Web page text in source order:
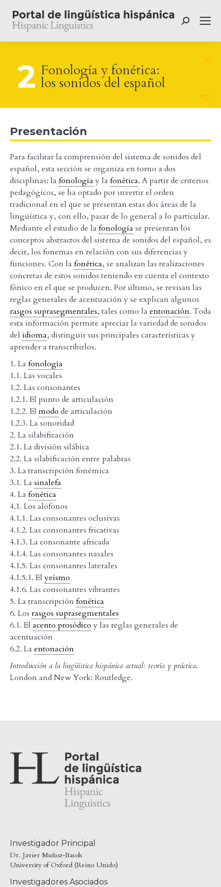
Buscar:
2 Fonología y fonética:
los sonidos del español
Presentación
Para facilitar la comprensión del sistema de sonidos del
español, esta sección se organiza en torno a dos
disciplinas: la fonología y la fonética. A partir de criterios
pedagógicos, se ha optado por invertir el orden
tradicional en el que se presentan estas dos áreas de la
lingüística y, con ello, pasar de lo general a lo particular.
Mediante el estudio de la fonología se presentan los
conceptos abstractos del sistema de sonidos del español, es
decir, los fonemas en relación con sus diferencias y
funciones. Con la fonética, se analizan las realizaciones
concretas de estos sonidos teniendo en cuenta el contexto
fónico en el que se producen. Por último, se revisan las
reglas generales de acentuación y se explican algunos
rasgos suprasegmentales, tales como la entonación. Toda
esta información permite apreciar la variedad de sonidos
del idioma, distinguir sus principales características y
aprender a transcribirlos.
1. La fonología
1.1. Las vocales
1.2. Las consonantes
1.2.1. El punto de articulación
1.2.2. El modo de articulación
1.2.3. La sonoridad
2. La silabificación
2.1. La división silábica
2.2. La silabificación entre palabras
3. La transcripción fonémica
3.1. La sinalefa
4. La fonética
4.1. Los alófonos
4.1.1. Las consonantes oclusivas
4.1.2. Las consonantes fricativas
4.1.3. La consonante africada
4.1.4. Las consonantes nasales
4.1.5. Las consonantes laterales
4.1.5.1. El yeísmo
4.1.6. Las consonantes vibrantes
5. La transcripciónfonética
6. Los rasgos suprasegmentales
6.1. El acento prosódico y las reglas generales de
acentuación
6.2. La entonación
Introducción a la lingüística hispánica actual: teoría y práctica.
London and New York: Routledge.
Investigador Principal
Dr. Javier Muñoz-Basols
University of Oxford (Reino Unido)
Investigadores Asociados